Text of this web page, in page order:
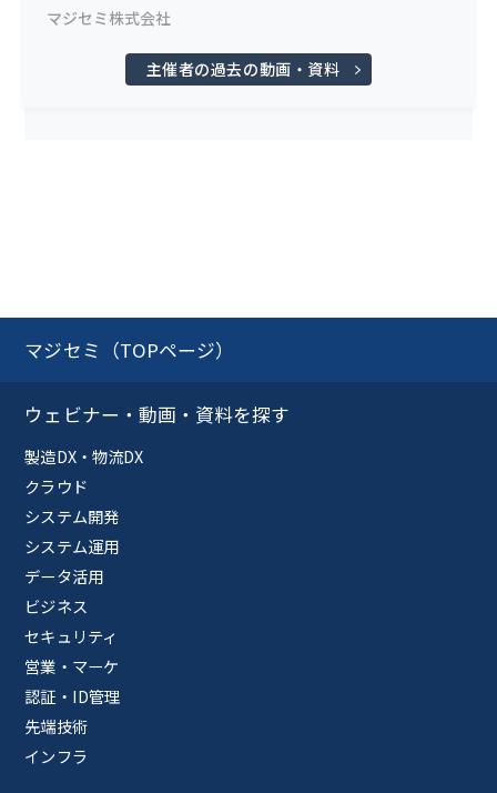
マジセミ株式会社
主催者の過去の動画・資料
マジセミ（TOPページ）
ウェビナー・動画・資料を探す
製造DX・物流DX
クラウド
システム開発
システム運用
データ活用
ビジネス
セキュリティ
営業・マーケ
認証・ID管理
先端技術
インフラ